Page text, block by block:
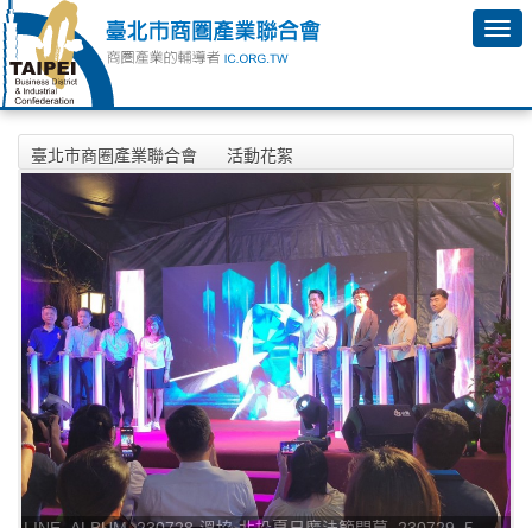
臺北市商圈產業聯合會
活動花絮
2023年07月28日-溫協-北投夏日魔法節開幕相本